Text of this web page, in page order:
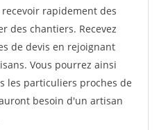
rapidement des
des chantiers. Recevez
de devis en rejoignant
Vous pourrez ainsi
les particuliers proches de
besoin d'un artisan